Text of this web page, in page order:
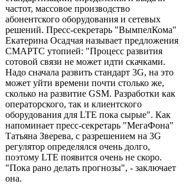
частот, массовое производство
абонентского оборудования и сетевых
решений. Пресс-секретарь "ВымпелКома"
Екатерина Осадчая называет предложения
СМАРТС утопией: "Процесс развития
сотовой связи не может идти скачками.
Надо сначала развить стандарт 3G, на это
может уйти времени почти столько же,
сколько на развитие GSM. Разработки как
операторского, так и клиентского
оборудования для LTE пока сырые". Как
напоминает пресс-секретарь "МегаФона"
Татьяна Зверева, с разрешением на 3G
регулятор определялся очень долго,
поэтому LTE появится очень не скоро.
"Пока рано делать прогнозы", - заключает
она.